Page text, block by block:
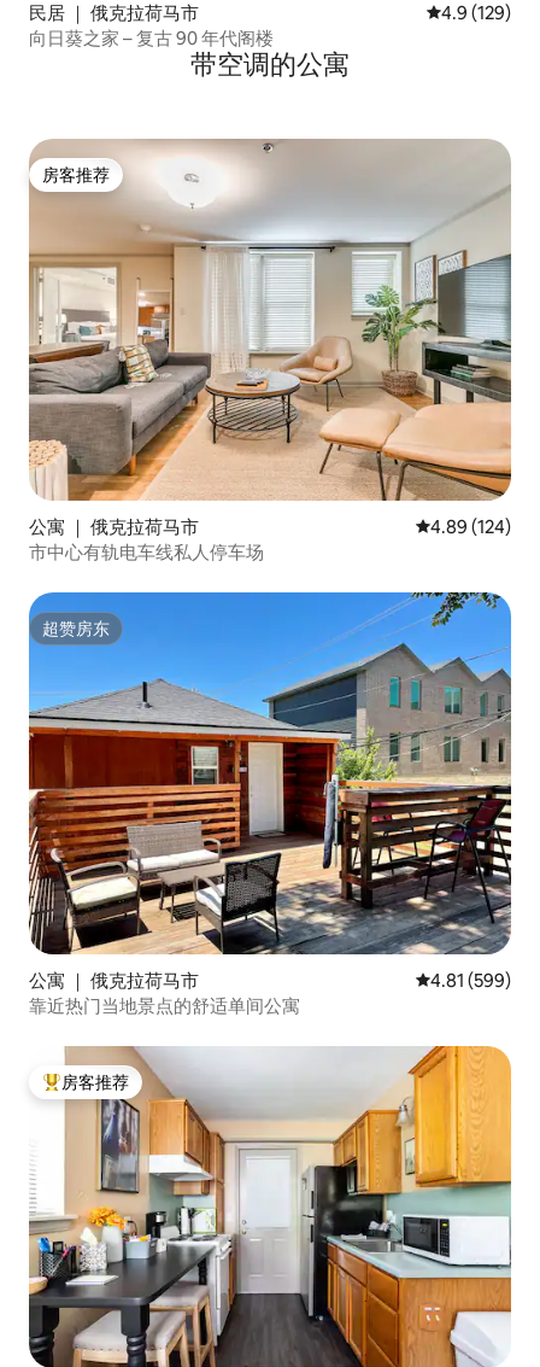
民居 ｜ 俄克拉荷马市 平均评分 4.9
4.9 (129)
向日葵之家 – 复古 90 年代阁楼
带空调的公寓
房客推荐
房客推荐
公寓 ｜ 俄克拉荷马市 平均评分 4.89
4.89 (124)
市中心有轨电车线私人停车场
超赞房东
超赞房东
公寓 ｜ 俄克拉荷马市 平均评分 4.81
4.81 (599)
靠近热门当地景点的舒适单间公寓
热门「房客推荐」
房客推荐